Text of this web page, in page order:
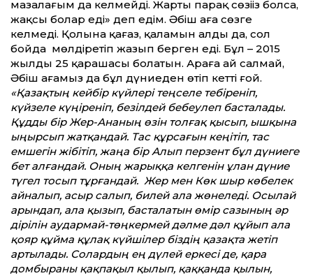
мазалағым да келмейді. Жарты парақ сөзіңіз болса,
жақсы болар еді» деп едім. Әбіш аға сөзге
келмеді. Қолына қағаз, қаламын алды да, сол
бойда мөлдіретіп жазып берген еді. Бұл – 2015
жылдың 25 қарашасы болатын. Араға ай салмай,
Әбіш ағамыз да бұл дүниеден өтіп кетті ғой.
«Қазақтың кейбір күйлері теңселе тебіреніп,
күйзеле күңіреніп, безілдей бебеулеп басталады.
Құдды бір Жер-Ананың өзін толғақ қысып, ышқына
ыңырсып жатқандай. Тас құрсағын кеңітіп, тас
емшегін жібітіп, жаңа бір Алып перзент бұл дүниеге
бет алғандай. Оның жарыққа келгенін ұлан дүние
түгел тосып тұрғандай. Жер мен Көк шыр көбелек
айналып, асыр салып, билей ала жөнеледі. Осылай
арындап, ала қызып, басталатын өмір сазының әр
дірілін аудармай-төңкермей дәлме дәл құйып ала
қояр құйма құлақ күйшілер біздің қазақта жетіп
артылады. Солардың ең дүлей еркесі де, қара
домбыраны қақпақыл қылып, қаққанда қылын,